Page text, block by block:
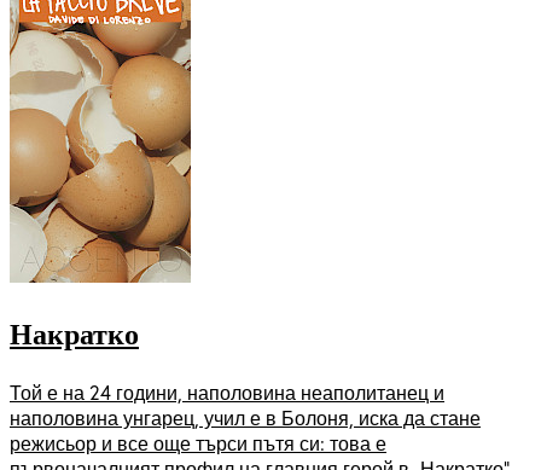
Накратко
Той е на 24 години, наполовина неаполитанец и
наполовина унгарец, учил е в Болоня, иска да стане
режисьор и все още търси пътя си: това е